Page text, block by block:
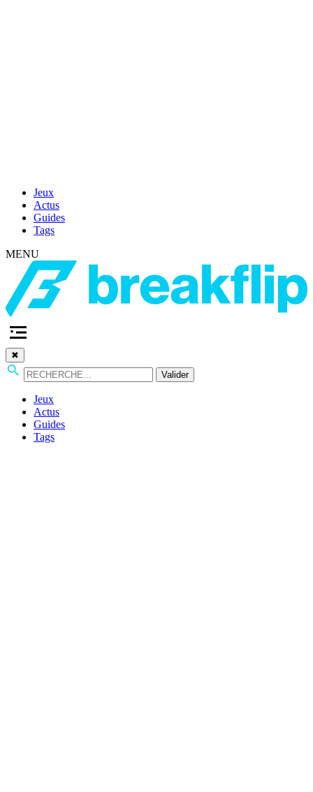
Jeux
Actus
Guides
Tags
MENU
✖
Valider
Jeux
Actus
Guides
Tags